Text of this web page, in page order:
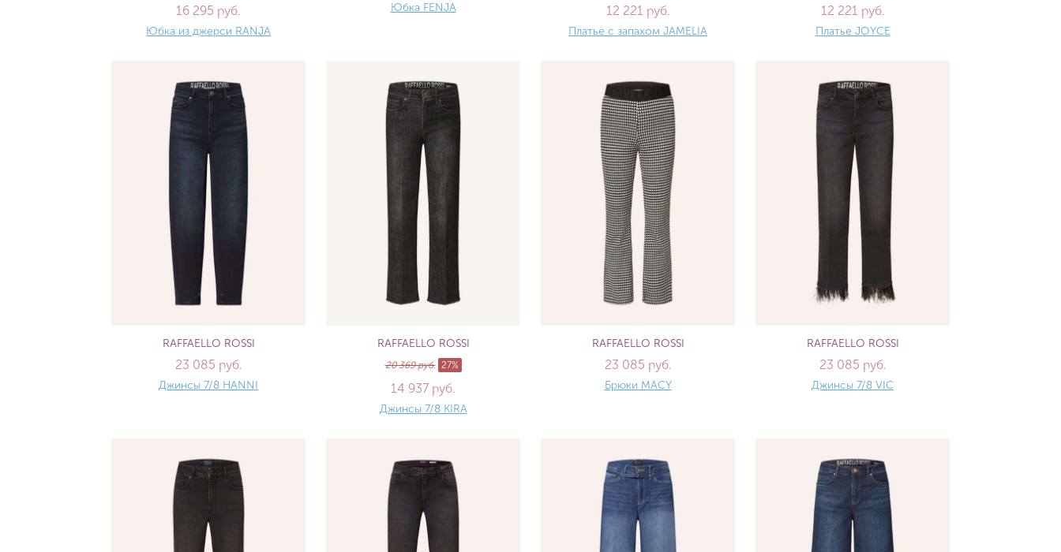
16 295 руб.
Юбка из джерси RANJA
Юбка FENJA 12 221 руб.
Платье с запахом JAMELIA
12 221 руб.
Платье JOYCE
RAFFAELLO ROSSI
23 085 руб.
Джинсы 7/8 HANNI
RAFFAELLO ROSSI
20 369 руб. 27%
14 937 руб.
Джинсы 7/8 KIRA
RAFFAELLO ROSSI
23 085 руб.
Брюки MACY
RAFFAELLO ROSSI
23 085 руб.
Джинсы 7/8 VIC